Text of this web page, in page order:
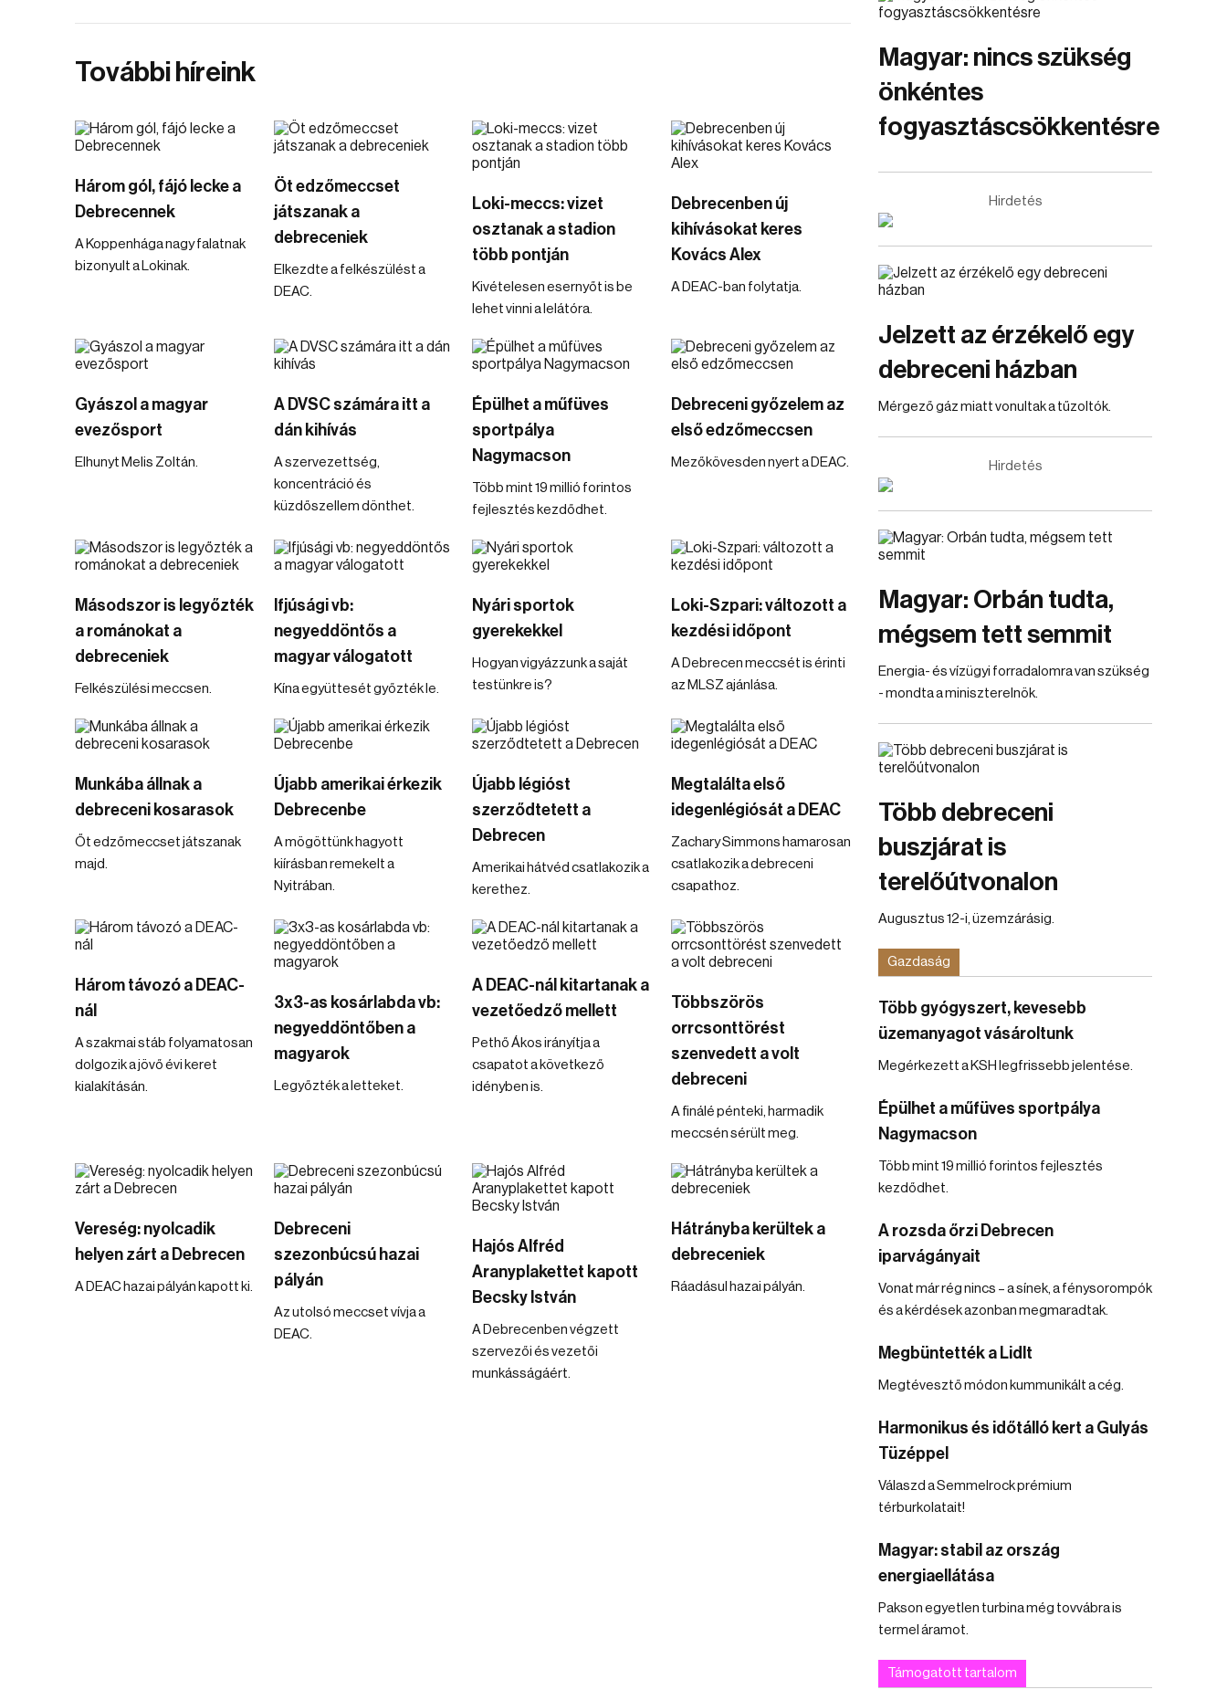
További híreink
Három gól, fájó lecke a
Debrecennek
A Koppenhága nagy falatnak
bizonyult a Lokinak.
Öt edzőmeccset
játszanak a
debreceniek
Elkezdte a felkészülést a
DEAC.
Loki-meccs: vizet
osztanak a stadion
több pontján
Kivételesen esernyőt is be
lehet vinni a lelátóra.
Debrecenben új
kihívásokat keres
Kovács Alex
A DEAC-ban folytatja.
Gyászol a magyar
evezősport
Elhunyt Melis Zoltán.
A DVSC számára itt a
dán kihívás
A szervezettség,
koncentráció és
küzdőszellem dönthet.
Épülhet a műfüves
sportpálya
Nagymacson
Több mint 19 millió forintos
fejlesztés kezdődhet.
Debreceni győzelem az
első edzőmeccsen
Mezőkövesden nyert a DEAC.
Másodszor is legyőzték
a románokat a
debreceniek
Felkészülési meccsen.
Ifjúsági vb:
negyeddöntős a
magyar válogatott
Kína együttesét győzték le.
Nyári sportok
gyerekekkel
Hogyan vigyázzunk a saját
testünkre is?
Loki-Szpari: változott a
kezdési időpont
A Debrecen meccsét is érinti
az MLSZ ajánlása.
Munkába állnak a
debreceni kosarasok
Őt edzőmeccset játszanak
majd.
Újabb amerikai érkezik
Debrecenbe
A mögöttünk hagyott
kiírásban remekelt a
Nyitrában.
Újabb légióst
szerződtetett a
Debrecen
Amerikai hátvéd csatlakozik a
kerethez.
Megtalálta első
idegenlégiósát a DEAC
Zachary Simmons hamarosan
csatlakozik a debreceni
csapathoz.
Három távozó a DEAC-
nál
A szakmai stáb folyamatosan
dolgozik a jövő évi keret
kialakításán.
3x3-as kosárlabda vb:
negyeddöntőben a
magyarok
Legyőzték a letteket.
A DEAC-nál kitartanak a
vezetőedző mellett
Pethő Ákos irányítja a
csapatot a következő
idényben is.
Többszörös
orrcsonttörést
szenvedett a volt
debreceni
A finálé pénteki, harmadik
meccsén sérült meg.
Vereség: nyolcadik
helyen zárt a Debrecen
A DEAC hazai pályán kapott ki.
Debreceni
szezonbúcsú hazai
pályán
Az utolsó meccset vívja a
DEAC.
Hajós Alfréd
Aranyplakettet kapott
Becsky István
A Debrecenben végzett
szervezői és vezetői
munkásságáért.
Hátrányba kerültek a
debreceniek
Ráadásul hazai pályán.
Magyar: nincs szükség
önkéntes
fogyasztáscsökkentésre
Hirdetés
Jelzett az érzékelő egy
debreceni házban
Mérgező gáz miatt vonultak a tűzoltók.
Hirdetés
Magyar: Orbán tudta,
mégsem tett semmit
Energia- és vízügyi forradalomra van szükség
- mondta a miniszterelnök.
Több debreceni
buszjárat is
terelőútvonalon
Augusztus 12-i, üzemzárásig.
Gazdaság
Több gyógyszert, kevesebb
üzemanyagot vásároltunk
Megérkezett a KSH legfrissebb jelentése.
Épülhet a műfüves sportpálya
Nagymacson
Több mint 19 millió forintos fejlesztés
kezdődhet.
A rozsda őrzi Debrecen
iparvágányait
Vonat már rég nincs – a sínek, a fénysorompók
és a kérdések azonban megmaradtak.
Megbüntették a Lidlt
Megtévesztő módon kummunikált a cég.
Harmonikus és időtálló kert a Gulyás
Tüzéppel
Válaszd a Semmelrock prémium
térburkolatait!
Magyar: stabil az ország
energiaellátása
Pakson egyetlen turbina még tovvábra is
termel áramot.
Támogatott tartalom